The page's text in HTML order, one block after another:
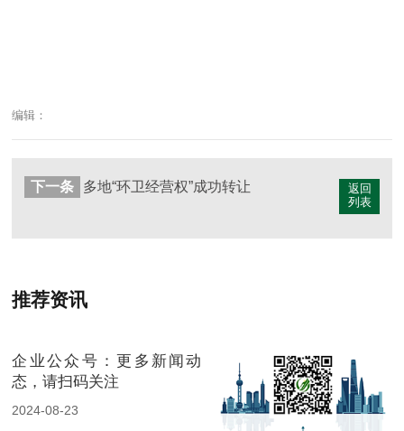
编辑：
返回
列表
下一条 多地“环卫经营权”成功转让
推荐资讯
企业公众号：更多新闻动
态，请扫码关注
2024-08-23